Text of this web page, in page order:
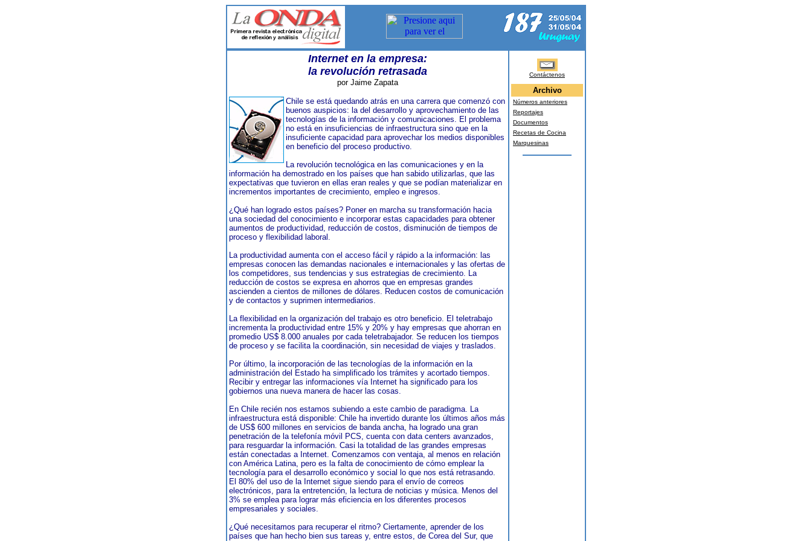
Internet en la empresa:
la revolución retrasada
por Jaime Zapata
Chile se está quedando atrás en una carrera que comenzó con
buenos auspicios: la del desarrollo y aprovechamiento de las
tecnologías de la información y comunicaciones. El problema
no está en insuficiencias de infraestructura sino que en la
insuficiente capacidad para aprovechar los medios disponibles
en beneficio del proceso productivo.
La revolución tecnológica en las comunicaciones y en la
información ha demostrado en los países que han sabido utilizarlas, que las
expectativas que tuvieron en ellas eran reales y que se podían materializar en
incrementos importantes de crecimiento, empleo e ingresos.
¿Qué han logrado estos países? Poner en marcha su transformación hacia
una sociedad del conocimiento e incorporar estas capacidades para obtener
aumentos de productividad, reducción de costos, disminución de tiempos de
proceso y flexibilidad laboral.
La productividad aumenta con el acceso fácil y rápido a la información: las
empresas conocen las demandas nacionales e internacionales y las ofertas de
los competidores, sus tendencias y sus estrategias de crecimiento. La
reducción de costos se expresa en ahorros que en empresas grandes
ascienden a cientos de millones de dólares. Reducen costos de comunicación
y de contactos y suprimen intermediarios.
La flexibilidad en la organización del trabajo es otro beneficio. El teletrabajo
incrementa la productividad entre 15% y 20% y hay empresas que ahorran en
promedio US$ 8.000 anuales por cada teletrabajador. Se reducen los tiempos
de proceso y se facilita la coordinación, sin necesidad de viajes y traslados.
Por último, la incorporación de las tecnologías de la información en la
administración del Estado ha simplificado los trámites y acortado tiempos.
Recibir y entregar las informaciones vía Internet ha significado para los
gobiernos una nueva manera de hacer las cosas.
En Chile recién nos estamos subiendo a este cambio de paradigma. La
infraestructura está disponible: Chile ha invertido durante los últimos años más
de US$ 600 millones en servicios de banda ancha, ha logrado una gran
penetración de la telefonía móvil PCS, cuenta con data centers avanzados,
para resguardar la información. Casi la totalidad de las grandes empresas
están conectadas a Internet. Comenzamos con ventaja, al menos en relación
con América Latina, pero es la falta de conocimiento de cómo emplear la
tecnología para el desarrollo económico y social lo que nos está retrasando.
El 80% del uso de la Internet sigue siendo para el envío de correos
electrónicos, para la entretención, la lectura de noticias y música. Menos del
3% se emplea para lograr más eficiencia en los diferentes procesos
empresariales y sociales.
¿Qué necesitamos para recuperar el ritmo? Ciertamente, aprender de los
países que han hecho bien sus tareas y, entre estos, de Corea del Sur, que
Contáctenos
Archivo
Números anteriores
Reportajes
Documentos
Recetas de Cocina
Marquesinas